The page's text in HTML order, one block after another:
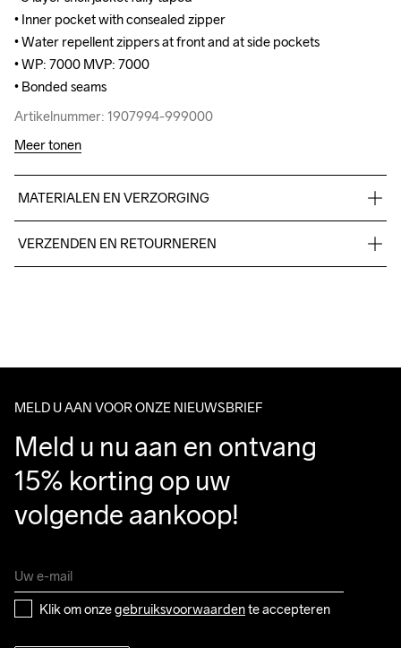
• Inner pocket with consealed zipper
• Water repellent zippers at front and at side pockets
• WP: 7000 MVP: 7000
• Bonded seams
Artikelnummer: 1907994-999000
• Inner pocket with consealed zipper
• Water repellent zippers at front and at side pockets
• WP: 7000 MVP: 7000
• Bonded seams
Artikelnummer: 1907994-999000
Meer tonen
MATERIALEN EN VERZORGING
VERZENDEN EN RETOURNEREN
Make sure to choose an address where you receive the
MELD U AAN VOOR ONZE NIEUWSBRIEF
Meld u nu aan en ontvang
15% korting op uw
volgende aankoop!
Klik om onze gebruiksvoorwaarden te accepteren